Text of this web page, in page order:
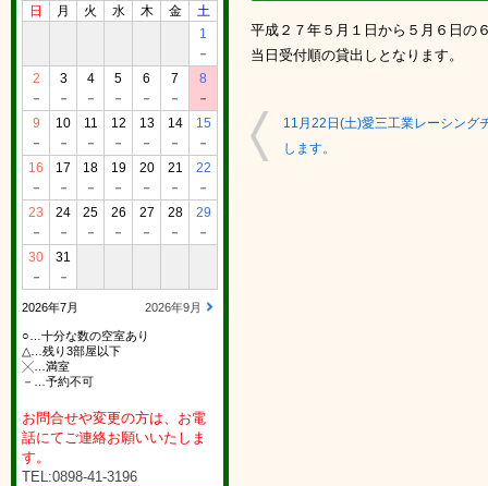
日 月 火 水 木 金
土
1
－
2
－
3
－
4
－
5
－
6
－
7
－
8
－
9
－
10
－
11
－
12
－
13
－
14
－
15
－
16
－
17
－
18
－
19
－
20
－
21
－
22
－
23
－
24
－
25
－
26
－
27
－
28
－
29
－
30
－
31
－
2026年7月 2026年9月
○…十分な数の空室あり
△…残り3部屋以下
╳…満室
－…予約不可
お問合せや変更の方は、お電
話にてご連絡お願いいたしま
す。
TEL:0898-41-3196
平成２７年５月１日から５月６日の
当日受付順の貸出しとなります。
11月22日(土)愛三工業レーシング
します。